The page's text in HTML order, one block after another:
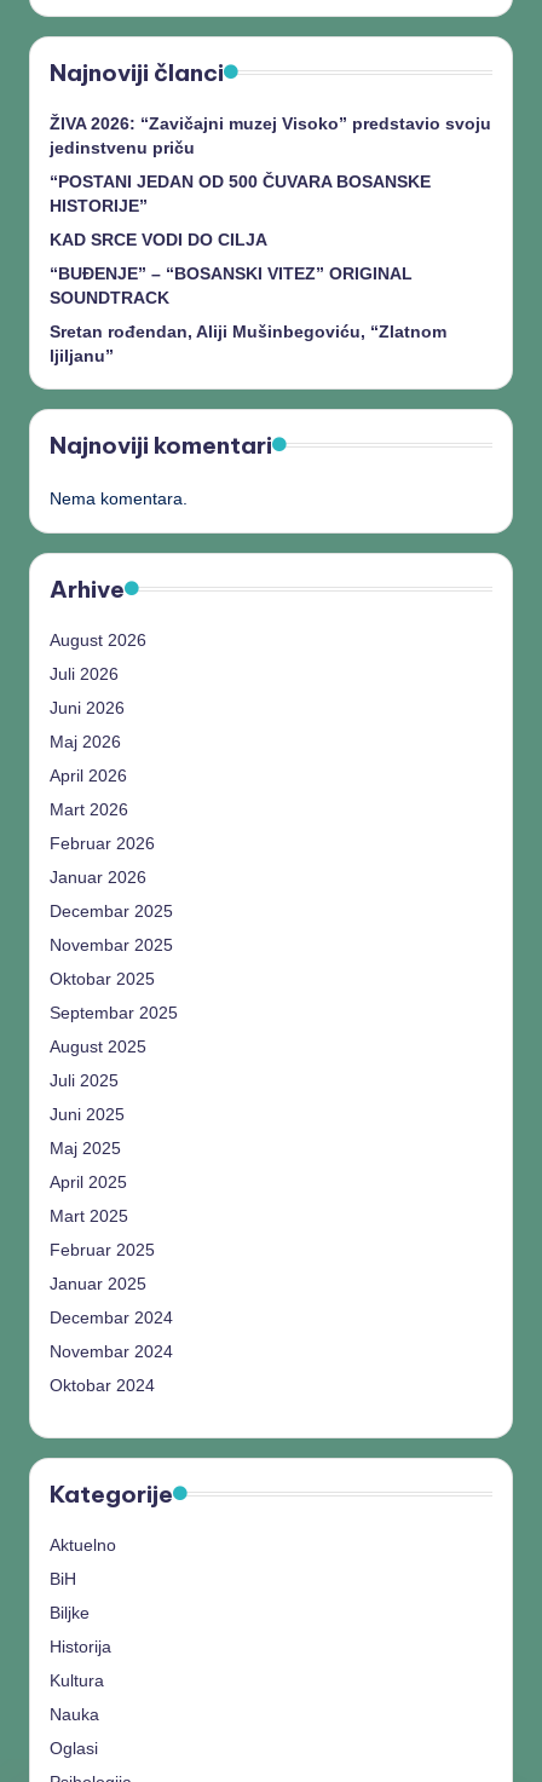
Najnoviji članci
ŽIVA 2026: “Zavičajni muzej Visoko” predstavio svoju
jedinstvenu priču
“POSTANI JEDAN OD 500 ČUVARA BOSANSKE
HISTORIJE”
KAD SRCE VODI DO CILJA
“BUĐENJE” – “BOSANSKI VITEZ” ORIGINAL
SOUNDTRACK
Sretan rođendan, Aliji Mušinbegoviću, “Zlatnom
ljiljanu”
Najnoviji komentari
Nema komentara.
Arhive
August 2026
Juli 2026
Juni 2026
Maj 2026
April 2026
Mart 2026
Februar 2026
Januar 2026
Decembar 2025
Novembar 2025
Oktobar 2025
Septembar 2025
August 2025
Juli 2025
Juni 2025
Maj 2025
April 2025
Mart 2025
Februar 2025
Januar 2025
Decembar 2024
Novembar 2024
Oktobar 2024
Kategorije
Aktuelno
BiH
Biljke
Historija
Kultura
Nauka
Oglasi